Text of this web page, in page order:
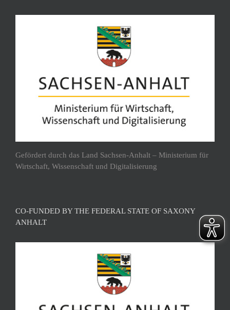
Gefördert durch das Land Sachsen-Anhalt – Ministerium für
Wirtschaft, Wissenschaft und Digitalisierung
CO-FUNDED BY THE FEDERAL STATE OF SAXONY
ANHALT